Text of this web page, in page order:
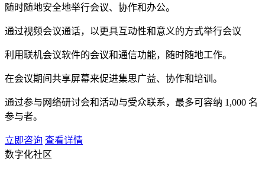
随时随地安全地举行会议、协作和办公。
通过视频会议通话，以更具互动性和意义的方式举行会议
利用联机会议软件的会议和通信功能，随时随地工作。
在会议期间共享屏幕来促进集思广益、协作和培训。
通过参与网络研讨会和活动与受众联系，最多可容纳 1,000 名
参与者。
立即咨询 查看详情
数字化社区